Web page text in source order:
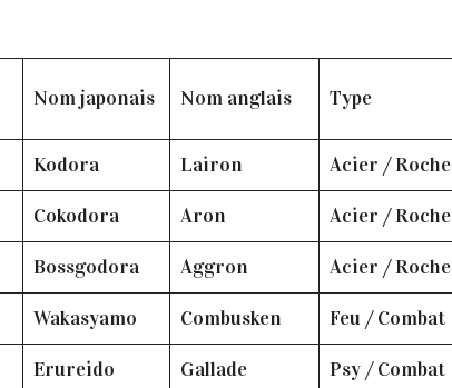
Nom japonais Nom anglais Type
Kodora Lairon Acier / Roche
Cokodora Aron Acier / Roche
Bossgodora Aggron Acier / Roche
Wakasyamo Combusken Feu / Combat
Erureido Gallade Psy / Combat